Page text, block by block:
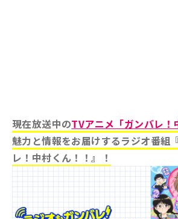
現在放送中のTVアニメ「ガンバレ！
魅力と情報をお届けするラジオ番組
レ！中村くん！！』！